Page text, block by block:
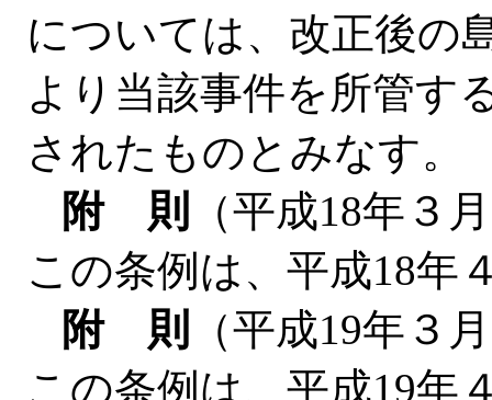
については、改正後の
より当該事件を所管す
されたものとみなす。
附 則
（平成18年３
この条例は、平成18年
附 則
（平成19年３
この条例は、平成19年